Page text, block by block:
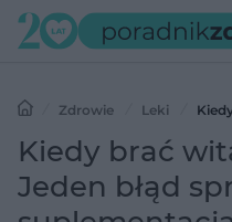
Zdrowie Leki
sprawia, że suplementacja staje
Kiedy brać
Jeden błąd